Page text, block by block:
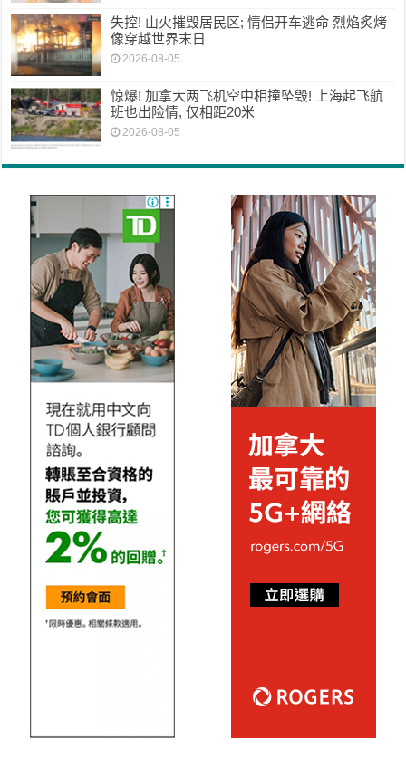
失控! 山火摧毁居民区; 情侣开车逃命 烈焰炙烤
像穿越世界末日
2026-08-05
惊爆! 加拿大两飞机空中相撞坠毁! 上海起飞航
班也出险情, 仅相距20米
2026-08-05